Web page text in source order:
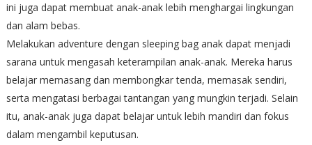
ini juga dapat membuat anak-anak lebih menghargai lingkungan
dan alam bebas.
Melakukan adventure dengan sleeping bag anak dapat menjadi
sarana untuk mengasah keterampilan anak-anak. Mereka harus
belajar memasang dan membongkar tenda, memasak sendiri,
serta mengatasi berbagai tantangan yang mungkin terjadi. Selain
itu, anak-anak juga dapat belajar untuk lebih mandiri dan fokus
dalam mengambil keputusan.